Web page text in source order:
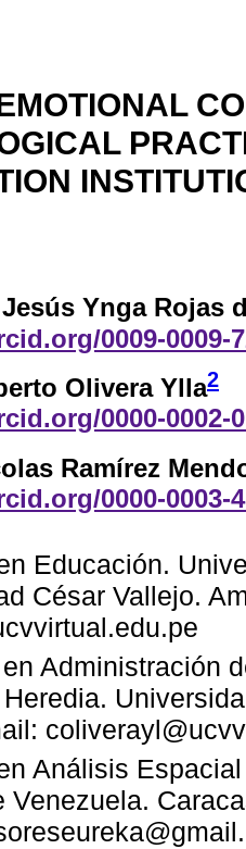
Ynga Rojas
0009-0009-
Olivera Ylla2
0000-0002-
Ramírez
0000-0003-
Educación.
César Vallejo.
Administración
Análisis
Venezuela.